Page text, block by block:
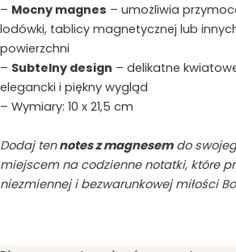
– Mocny magnes – umożliwia
lodówki, tablicy magnetycznej lub
powierzchni
– Subtelny design – delikatne
elegancki i piękny wygląd
– Wymiary: 10 x 21,5 cm
Dodaj tennotes z magnesemdo
miejscem na codzienne notatki, które
niezmiennej i bezwarunkowej miłości